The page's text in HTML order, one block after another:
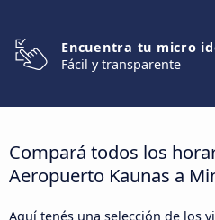
Encuentra tu micro
Fácil y transparente
Compará todos los
Aeropuerto Kaunas a
Aquí tenés una selección de los